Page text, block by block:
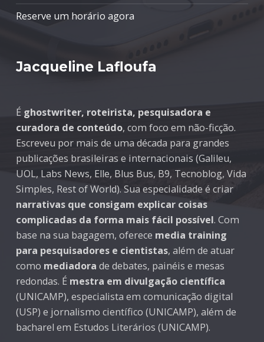
Reserve um horário agora
Jacqueline Lafloufa
É ghostwriter, roteirista, pesquisadora e
curadora de conteúdo, com foco em não-ficção.
Escreveu por mais de uma década para grandes
publicações brasileiras e internacionais (Galileu,
UOL, Labs News, Elle, Blus Bus, B9, Tecnoblog, Vida
Simples, Rest of World). Sua especialidade é criar
narrativas que consigam explicar coisas
complicadas da forma mais fácil possível. Com
base na sua bagagem, oferece media training
para pesquisadores e cientistas, além de atuar
como mediadora de debates, painéis e mesas
redondas. É mestra em divulgação científica
(UNICAMP), especialista em comunicação digital
(USP) e jornalismo científico (UNICAMP), além de
bacharel em Estudos Literários (UNICAMP).